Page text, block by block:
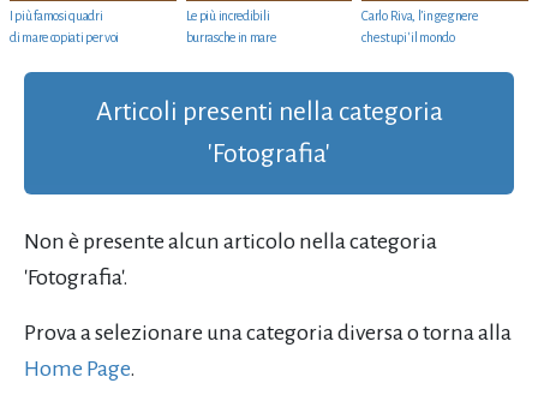
I più famosi quadri
di mare copiati per voi
Le più incredibili
burrasche in mare
Carlo Riva, l’ingegnere
che stupi' il mondo
Articoli presenti nella categoria
'Fotografia'
Non è presente alcun articolo nella categoria
'Fotografia'.
Prova a selezionare una categoria diversa o torna alla
Home Page.